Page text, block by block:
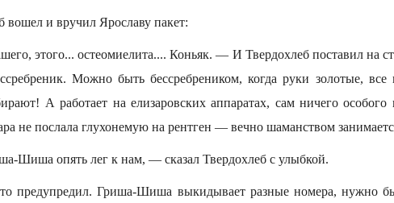
вошел и вручил Ярославу пакет:
этого... остеомиелита.... Коньяк. — И Твердохлеб поставил на
Можно быть бессребреником, когда руки золотые,
А работает на елизаровских аппаратах, сам ничего
не послала глухонемую на рентген — вечно шаманством
Шиша опять лег к нам, — сказал Твердохлеб с улыбкой.
предупредил. Гриша-Шиша выкидывает разные номера, нужно